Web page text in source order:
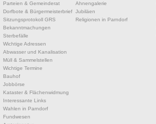
Parteien & Gemeinderat
Dorfbote & Bürgermeisterbrief
Sitzungsprotokoll GRS
Bekanntmachungen
Sterbefälle
Wichtige Adressen
Abwasser und Kanalisation
Müll & Sammelstellen
Wichtige Termine
Bauhof
Jobbörse
Kataster & Flächenwidmung
Interessante Links
Wahlen in Parndorf
Fundwesen
Ahnengalerie
Jubiläen
Religionen in Parndorf